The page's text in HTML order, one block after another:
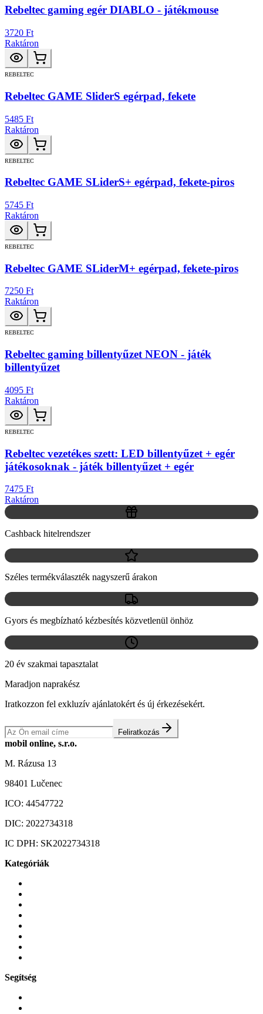
Rebeltec gaming egér DIABLO - játékmouse
3720 Ft
Raktáron
REBELTEC
Rebeltec GAME SliderS egérpad, fekete
5485 Ft
Raktáron
REBELTEC
Rebeltec GAME SLiderS+ egérpad, fekete-piros
5745 Ft
Raktáron
REBELTEC
Rebeltec GAME SLiderM+ egérpad, fekete-piros
7250 Ft
Raktáron
REBELTEC
Rebeltec gaming billentyűzet NEON - játék
billentyűzet
4095 Ft
Raktáron
REBELTEC
Rebeltec vezetékes szett: LED billentyűzet + egér
játékosoknak - játék billentyűzet + egér
7475 Ft
Raktáron
Cashback hitelrendszer
Széles termékválaszték nagyszerű árakon
Gyors és megbízható kézbesítés közvetlenül önhöz
20 év szakmai tapasztalat
Maradjon naprakész
Iratkozzon fel exkluzív ajánlatokért és új érkezésekért.
Feliratkozás
mobil online, s.r.o.
M. Rázusa 13
98401 Lučenec
ICO: 44547722
DIC: 2022734318
IC DPH: SK2022734318
Kategóriák
Segítség